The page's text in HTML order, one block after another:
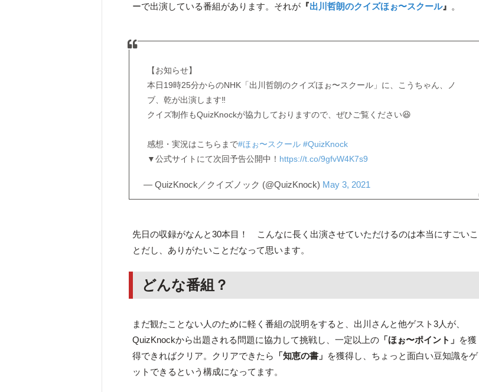
ーで出演している番組があります。それが 『出川哲朗のクイズほぉ〜スクール』 。
【お知らせ】
本日19時25分からのNHK「出川哲朗のクイズほぉ〜スクール」に、こうちゃん、ノ
ブ、乾が出演します‼️
クイズ制作もQuizKnockが協力しておりますので、ぜひご覧ください😆
感想・実況はこちらまで#ほぉ〜スクール #QuizKnock
▼公式サイトにて次回予告公開中！ https://t.co/9gfvW4K7s9
— QuizKnock／クイズノック (@QuizKnock) May 3, 2021
先日の収録がなんと30本目！ こんなに長く出演させていただけるのは本当にすごいこ
とだし、ありがたいことだなって思います。
どんな番組？
まだ観たことない人のために軽く番組の説明をすると、出川さんと他ゲスト3人が、
QuizKnockから出題される問題に協力して挑戦し、一定以上の 「ほぉ〜ポイント」 を獲
得できればクリア。クリアできたら
「知恵の書」 を獲得し、ちょっと面白い豆知識をゲ
ットできるという構成になってます。